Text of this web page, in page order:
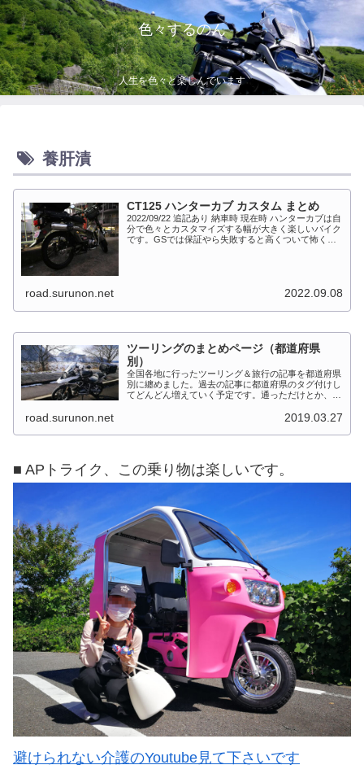
色々するのん
人生を色々と楽しんでいます
養肝漬
CT125 ハンターカブ カスタム まとめ
2022/09/22 追記あり 納車時 現在時 ハンターカブは自
分で色々とカスタマイズする幅が大きく楽しいバイク
です。GSでは保証やら失敗すると高くついて怖くて
road.surunon.net 2022.09.08
ツーリングのまとめページ（都道府県
別）
全国各地に行ったツーリング＆旅行の記事を都道府県
別に纏めました。過去の記事に都道府県のタグ付けし
てどんどん増えていく予定です。通っただけとか、中
なかなか難しいですね、能登半島とか北陸とか、石
road.surunon.net 2019.03.27
■ APトライク、この乗り物は楽しいです。
避けられない介護のYoutube見て下さいです